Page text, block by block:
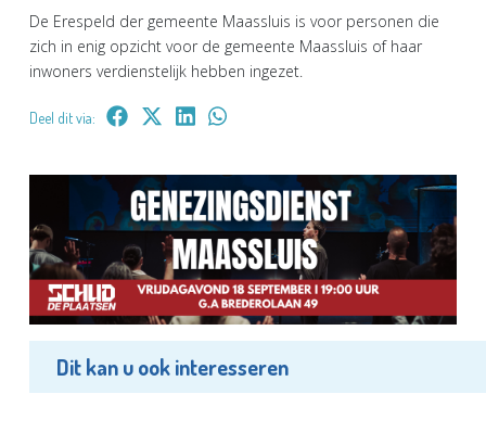
De Erespeld der gemeente Maassluis is voor personen die
zich in enig opzicht voor de gemeente Maassluis of haar
inwoners verdienstelijk hebben ingezet.
Deel dit via:
Dit kan u ook interesseren